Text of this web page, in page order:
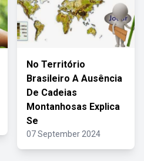
No Território
Brasileiro A Ausência
De Cadeias
Montanhosas Explica
Se
07 September 2024